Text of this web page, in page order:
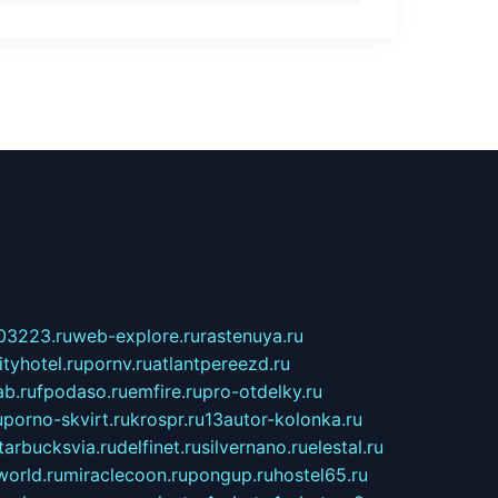
web-explore.rurastenuya.ru
pornv.ruatlantpereezd.ru
fpodaso.ruemfire.rupro-otdelky.ru
porno-skvirt.rukrospr.ru13autor-kolonka.ru
delfinet.rusilvernano.ruelestal.ru
miraclecoon.rupongup.ruhostel65.ru